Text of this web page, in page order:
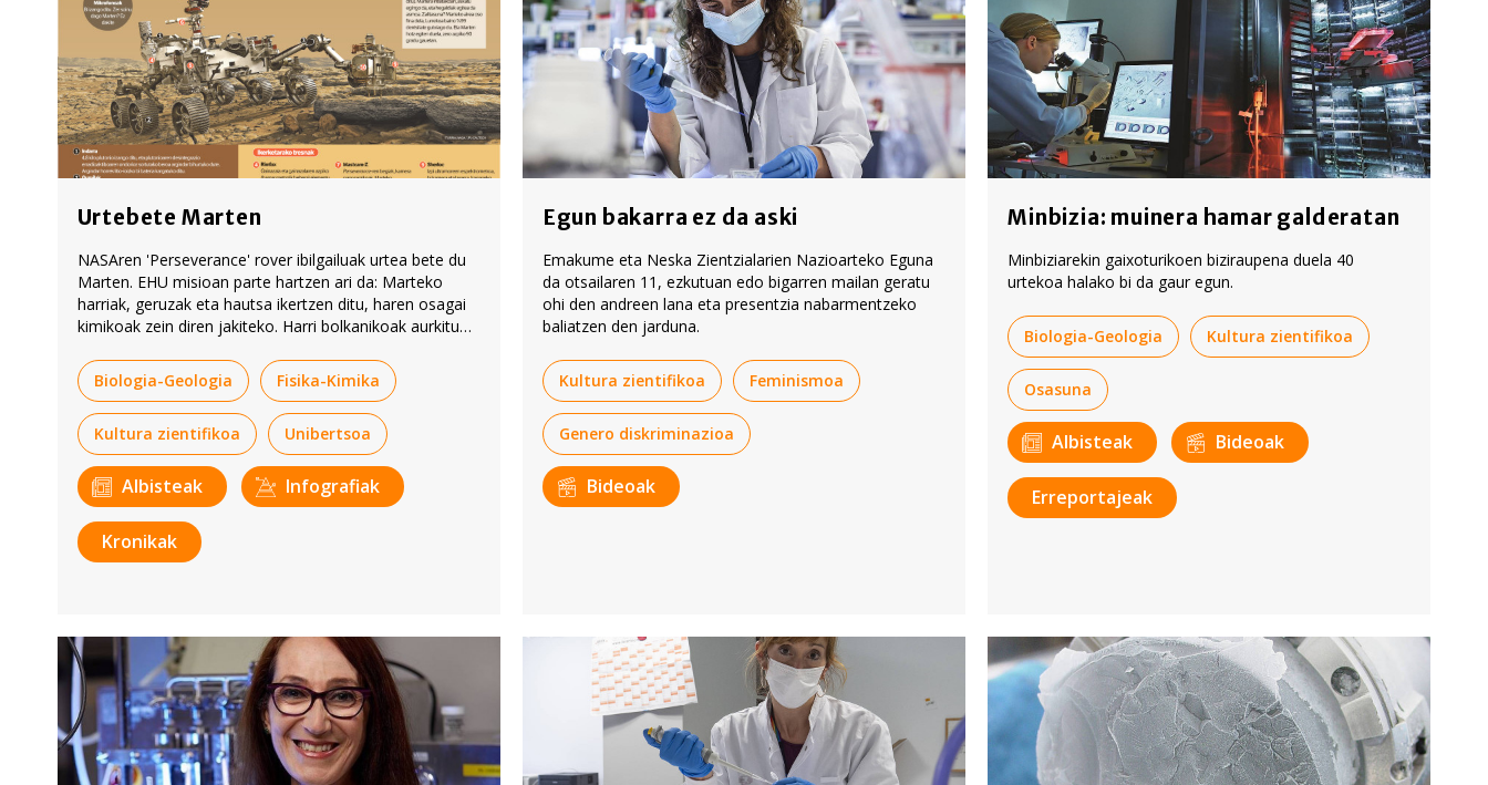
Urtebete Marten
NASAren 'Perseverance' rover ibilgailuak urtea bete du
Marten. EHU misioan parte hartzen ari da: Marteko
harriak, geruzak eta hautsa ikertzen ditu, haren osagai
kimikoak zein diren jakiteko. Harri bolkanikoak aurkitu
misioaren helburu nagusia.
Biologia-Geologia Fisika-Kimika
Kultura zientifikoa Unibertsoa
Albisteak Infografiak
Kronikak
Egun bakarra ez da aski
Emakume eta Neska Zientzialarien Nazioarteko Eguna
da otsailaren 11, ezkutuan edo bigarren mailan geratu
ohi den andreen lana eta presentzia nabarmentzeko
baliatzen den jarduna.
Kultura zientifikoa Feminismoa
Genero diskriminazioa
Bideoak
Minbizia: muinera hamar galderatan
Minbiziarekin gaixoturikoen biziraupena duela 40
urtekoa halako bi da gaur egun.
Biologia-Geologia Kultura zientifikoa
Osasuna
Albisteak Bideoak
Erreportajeak